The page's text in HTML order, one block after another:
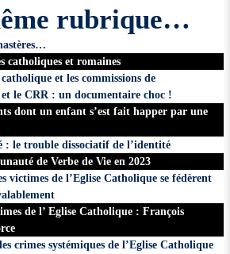
rubrique…
catholiques et romaines
et les commissions de
le CRR : un documentaire choc !
dont un enfant s’est fait happer par une
: le trouble dissociatif de l’identité
de Verbe de Vie en 2023
victimes de l’Eglise Catholique se fédèrent
de l’ Eglise Catholique : François
crimes systémiques de l’Eglise Catholique